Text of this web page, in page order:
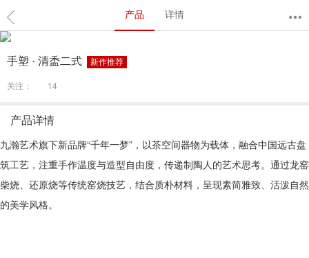
产品 详情
手塑 · 清盉二式 新作推荐
关注： 14
产品详情
九瀚艺术旗下新品牌“千年一梦”，以茶空间器物为载体，融合中国远古盘
筑工艺，注重手作温度与造型自由度，传递制陶人的艺术思考。通过龙窑
柴烧、还原烧等传统窑烧技艺，结合质朴材料，呈现素简雅致、活泼自然
的美学风格。